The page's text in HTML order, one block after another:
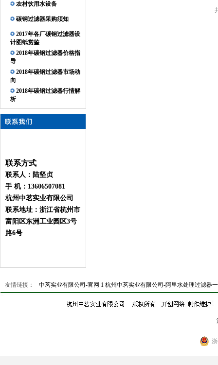
农村饮用水设备
碳钢过滤器采购须知
2017年各厂碳钢过滤器设
计图纸赏鉴
2018年碳钢过滤器价格指
导
2018年碳钢过滤器市场动
向
2018年碳钢过滤器行情解
析
联系方式
联系人：陆坚贞
手 机：13606507081
杭州中茗实业有限公司
联系地址：浙江省杭州市
富阳区东洲工业园区3号
路6号
友情链接： 中茗实业有限公司-官网 1 杭州中茗实业有限公司-阿里水处理过滤器